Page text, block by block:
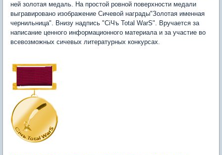
ней золотая медаль. На простой ровной поверхности медали
выгравировано изображение Сичевой награды"Золотая именная
чернильница". Внизу надпись "CiЧъ Total WarS". Вручается за
написание ценного информационного материала и за участие во
всевозможных сичевых литературных конкурсах.